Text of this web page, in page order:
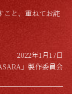
こと、重ねてお詫
2022年1月17日
」製作委員会